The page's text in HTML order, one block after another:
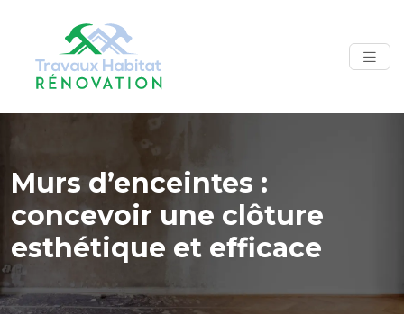
Murs d’enceintes :
concevoir une clôture
esthétique et efficace